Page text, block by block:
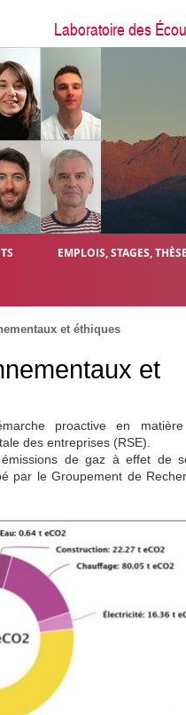
Laboratoire des
EMPLOIS, STAGES,
et éthiques
et
proactive en
des entreprises (RSE).
de gaz à effet de
par le Groupement de